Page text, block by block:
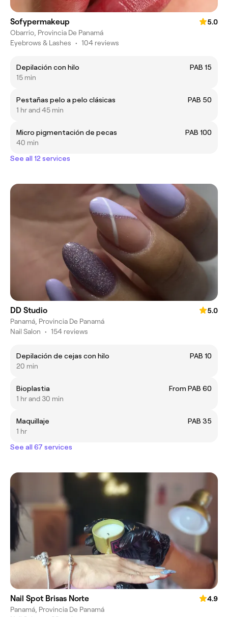
Sofypermakeup
5.0
Obarrio, Provincia De Panamá
Eyebrows & Lashes • 104 reviews
Depilación con hilo
PAB 15
15 min
Pestañas pelo a pelo clásicas
PAB 50
1 hr and 45 min
Micro pigmentación de pecas
PAB 100
40 min
See all 12 services
DD Studio
5.0
Panamá, Provincia De Panamá
Nail Salon • 154 reviews
Depilación de cejas con hilo
PAB 10
20 min
Bioplastia
From PAB 60
1 hr and 30 min
Maquillaje
PAB 35
1 hr
See all 67 services
Nail Spot Brisas Norte
4.9
Panamá, Provincia De Panamá